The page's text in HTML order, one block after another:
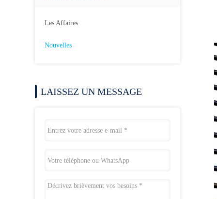
Les Affaires
Nouvelles
LAISSEZ UN MESSAGE